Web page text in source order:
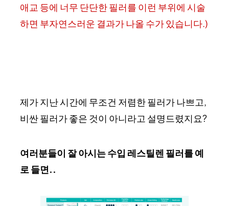
애교 등에 너무 단단한 필러를 이런 부위에 시술
하면 부자연스러운 결과가 나올 수가 있습니다.)
제가 지난 시간에 무조건 저렴한 필러가 나쁘고,
비싼 필러가 좋은 것이 아니라고 설명드렸지요?
여러분들이 잘 아시는 수입 레스틸렌 필러를 예
로 들면..